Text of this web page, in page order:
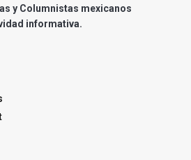
y Columnistas mexicanos
informativa.